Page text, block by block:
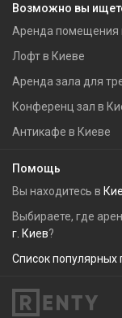
Возможно вы
Аренда помещения
Лофт в Киеве
Аренда зала для
Конференц зал в
Антикафе в Киеве
Помощь
Вы находитесь в
Выбираете, где
г. Киев?
Список